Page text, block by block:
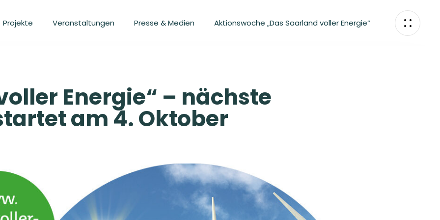
Projekte Veranstaltungen Presse & Medien Aktionswoche „Das Saarland voller Energie“
Energie“ – nächste
am 4. Oktober